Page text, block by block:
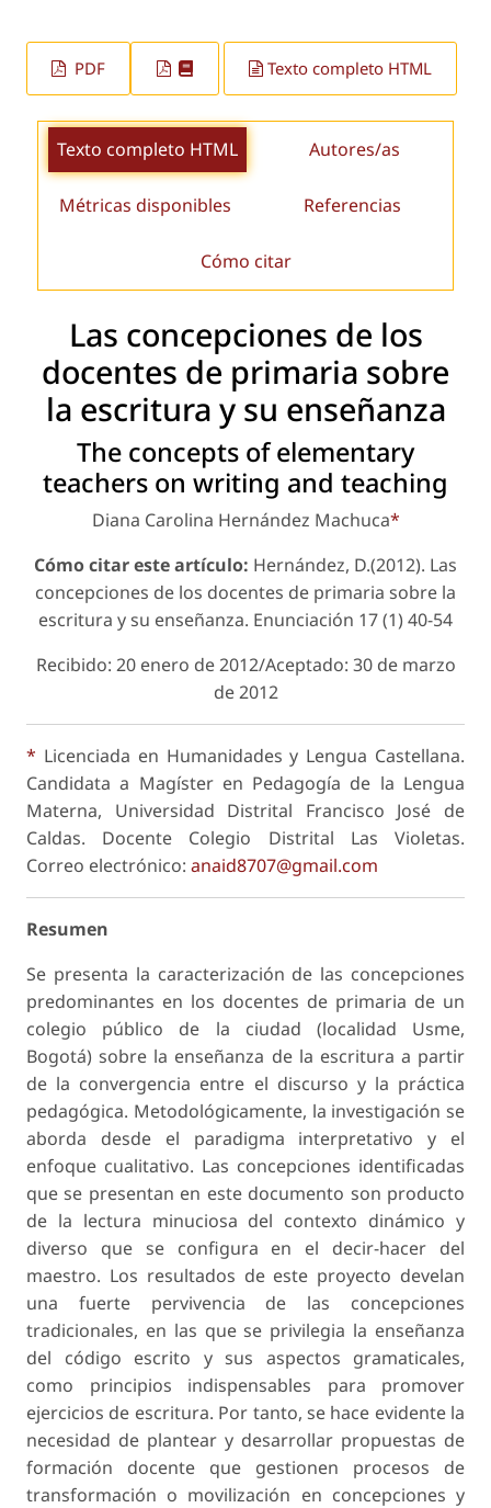
PDF Texto completo HTML
Texto completo HTML Autores/as
Métricas disponibles Referencias
Cómo citar
Las concepciones de los
docentes de primaria sobre
la escritura y su enseñanza
The concepts of elementary
teachers on writing and teaching
Diana Carolina Hernández Machuca*
Cómo citar este artículo: Hernández, D.(2012). Las
concepciones de los docentes de primaria sobre la
escritura y su enseñanza. Enunciación 17 (1) 40-54
Recibido: 20 enero de 2012/Aceptado: 30 de marzo
de 2012
* Licenciada en Humanidades y Lengua Castellana.
Candidata a Magíster en Pedagogía de la Lengua
Materna, Universidad Distrital Francisco José de
Caldas. Docente Colegio Distrital Las Violetas.
Correo electrónico: anaid8707@gmail.com
Resumen
Se presenta la caracterización de las concepciones
predominantes en los docentes de primaria de un
colegio público de la ciudad (localidad Usme,
Bogotá) sobre la enseñanza de la escritura a partir
de la convergencia entre el discurso y la práctica
pedagógica. Metodológicamente, la investigación se
aborda desde el paradigma interpretativo y el
enfoque cualitativo. Las concepciones identificadas
que se presentan en este documento son producto
de la lectura minuciosa del contexto dinámico y
diverso que se configura en el decir-hacer del
maestro. Los resultados de este proyecto develan
una fuerte pervivencia de las concepciones
tradicionales, en las que se privilegia la enseñanza
del código escrito y sus aspectos gramaticales,
como principios indispensables para promover
ejercicios de escritura. Por tanto, se hace evidente la
necesidad de plantear y desarrollar propuestas de
formación docente que gestionen procesos de
transformación o movilización en concepciones y